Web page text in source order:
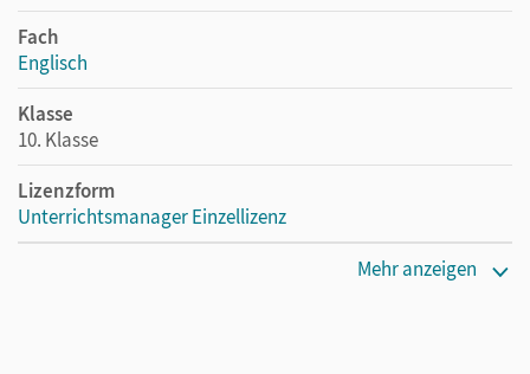
Fach
Englisch
Klasse
10. Klasse
Lizenzform
Unterrichtsmanager Einzellizenz
Mehr anzeigen